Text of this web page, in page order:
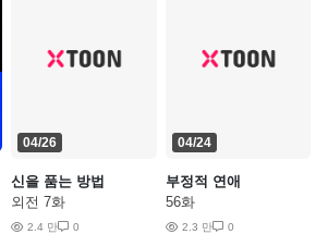
04/26
신을 품는 방법
외전 7화
2.4 만 0
04/24
부정적 연애
56화
2.3 만 0